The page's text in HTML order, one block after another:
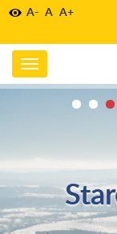
A- A A+
Toggle
navigation